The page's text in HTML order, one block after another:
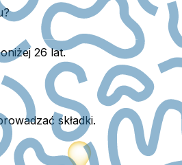
26 lat.
składki.